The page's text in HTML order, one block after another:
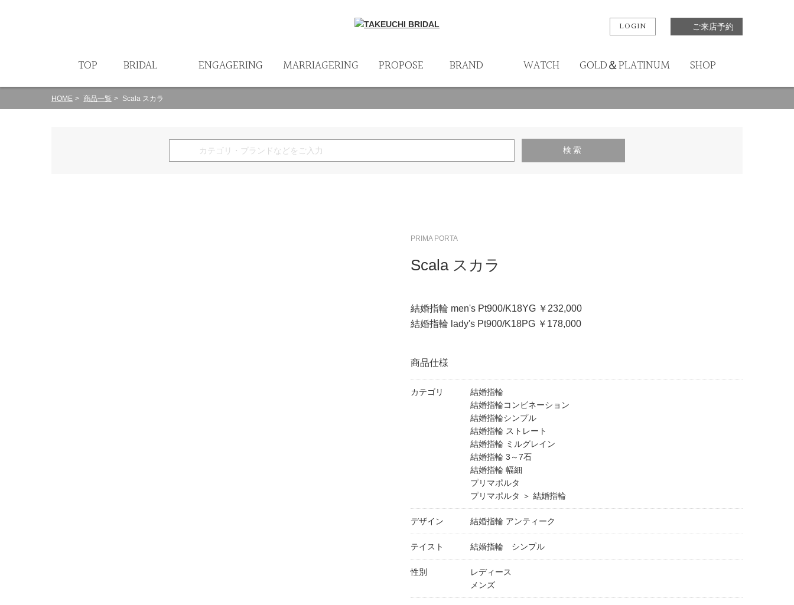
LOGIN ご来店予約
TOP BRIDAL ENGAGERING MARRIAGERING PROPOSE BRAND WATCH GOLD＆PLATINUM SHOP
HOME 商品一覧 Scala スカラ
PRIMA PORTA
Scala スカラ
結婚指輪 men's Pt900/K18YG ￥232,000
結婚指輪 lady's Pt900/K18PG ￥178,000
商品仕様
カテゴリ
結婚指輪
結婚指輪コンビネーション
結婚指輪シンプル
結婚指輪 ストレート
結婚指輪 ミルグレイン
結婚指輪 3～7石
結婚指輪 幅細
プリマポルタ
プリマポルタ ＞ 結婚指輪
デザイン 結婚指輪 アンティーク
テイスト 結婚指輪 シンプル
性別
レディース
メンズ